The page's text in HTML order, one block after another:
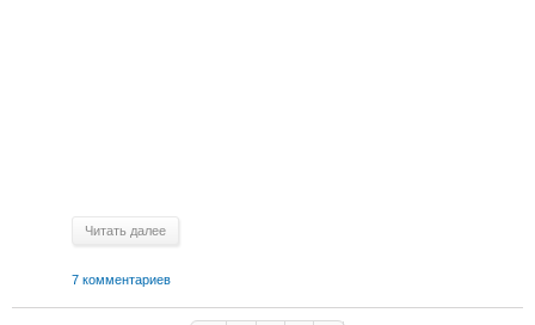
Читать далее
7 комментариев